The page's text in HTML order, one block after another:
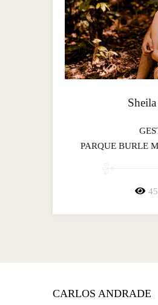
PARQUE BURLE
CARLOS ANDRADE